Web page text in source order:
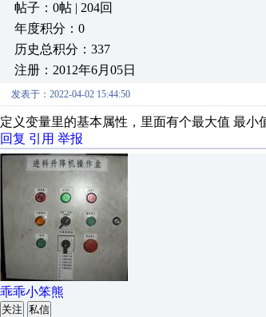
帖子：0帖 | 204回
年度积分：0
历史总积分：337
注册：2012年6月05日
发表于：2022-04-02 15:44:50
定义变量里的基本属性，里面有个最大值 最
回复 引用 举报
乖乖小笨熊
关注 私信